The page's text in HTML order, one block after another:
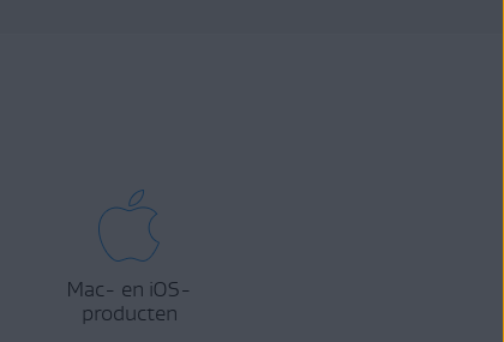
Mac- en iOS-
producten